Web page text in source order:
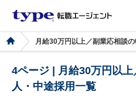
月給30万円以上／副業応相談
4ページ | 月給30万円以
人・中途採用一覧